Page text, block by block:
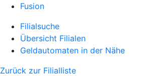
Fusion
Filialsuche
Übersicht Filialen
Geldautomaten in der Nähe
Zurück zur Filialliste